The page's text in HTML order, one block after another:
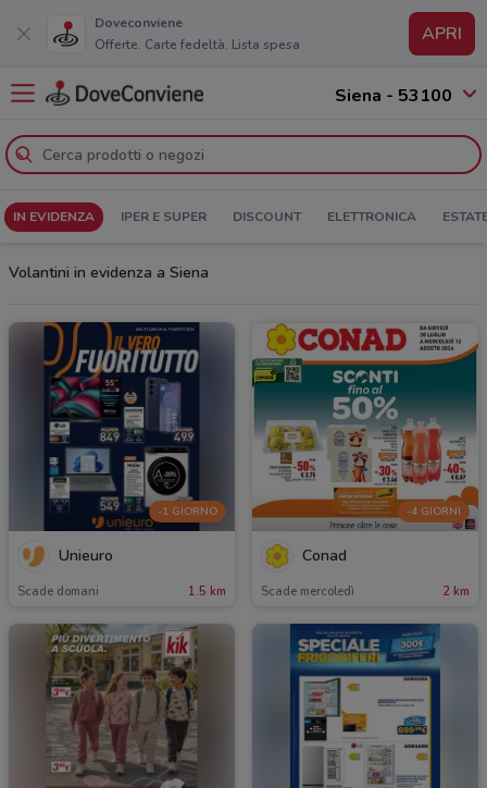
Doveconviene
Offerte. Carte fedeltà. Lista spesa
APRI
Siena - 53100
IN EVIDENZA IPER E SUPER DISCOUNT ELETTRONICA
Volantini in evidenza a Siena
-1 GIORNO
Unieuro
Scade domani 1.5 km
-4 GIORNI
Conad
Scade mercoledì 2 km